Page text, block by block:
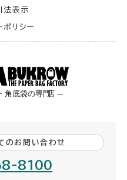
のお問い合わせ
8100
法表示
ポリシー